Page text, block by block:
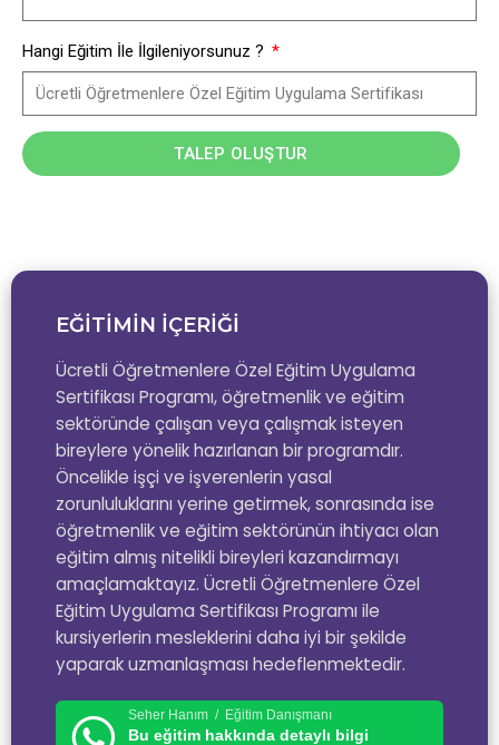
EĞİTİMİN İÇERİĞİ
Ücretli Öğretmenlere Özel Eğitim Uygulama
Sertifikası Programı, öğretmenlik ve eğitim
sektöründe çalışan veya çalışmak isteyen
bireylere yönelik hazırlanan bir programdır.
Öncelikle işçi ve işverenlerin yasal
zorunluluklarını yerine getirmek, sonrasında ise
öğretmenlik ve eğitim sektörünün ihtiyacı olan
eğitim almış nitelikli bireyleri kazandırmayı
amaçlamaktayız. Ücretli Öğretmenlere Özel
Eğitim Uygulama Sertifikası Programı ile
kursiyerlerin mesleklerini daha iyi bir şekilde
yaparak uzmanlaşması hedeflenmektedir.
Seher Hanım / Eğitim Danışmanı
Bu eğitim hakkında detaylı bilgi
Hangi Eğitim İle İlgileniyorsunuz ?
TALEP OLUŞTUR